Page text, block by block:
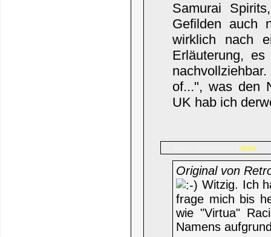
Samurai
Gefilden auch
wirklich nach
Erläuterung,
of...", was den
UK hab ich
(Gast)
Original von
Witzig. Ich
frage mich bis
wie "Virtua"
Namens